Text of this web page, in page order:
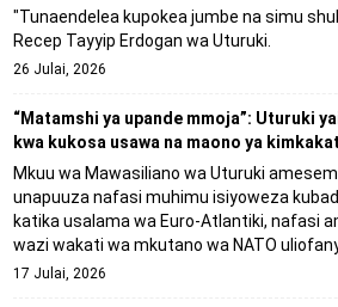
"Tunaendelea kupokea jumbe na simu
Recep Tayyip Erdogan wa Uturuki.
26 Julai, 2026
“Matamshi ya upande mmoja”: Uturuki
kwa kukosa usawa na maono ya
Mkuu wa Mawasiliano wa Uturuki
unapuuza nafasi muhimu isiyoweza
katika usalama wa Euro-Atlantiki, nafasi
wazi wakati wa mkutano wa NATO
17 Julai, 2026